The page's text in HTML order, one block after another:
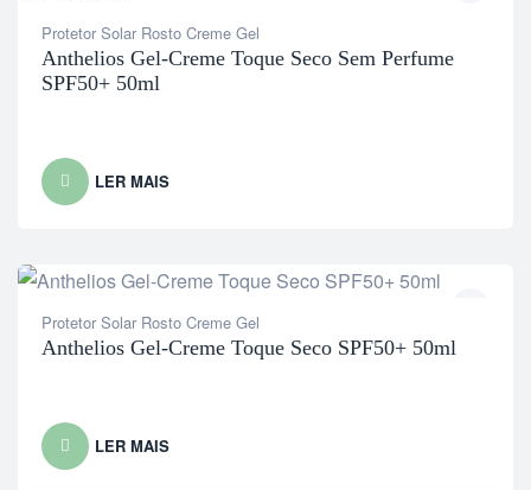
Protetor Solar Rosto Creme Gel
Anthelios Gel-Creme Toque Seco Sem Perfume
SPF50+ 50ml
LER MAIS
Protetor Solar Rosto Creme Gel
Anthelios Gel-Creme Toque Seco SPF50+ 50ml
LER MAIS